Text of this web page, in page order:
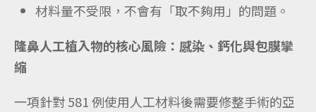
材料量不受限，不會有「取不夠用」的問題。
隆鼻人工植入物的核心風險：感染、鈣化與包膜攣
縮
一項針對 581 例使用人工材料後需要修整手術的亞